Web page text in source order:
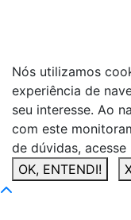
Nós utilizamos
experiência de
seu interesse. Ao
com este
de dúvidas, acesse
OK, ENTENDI!